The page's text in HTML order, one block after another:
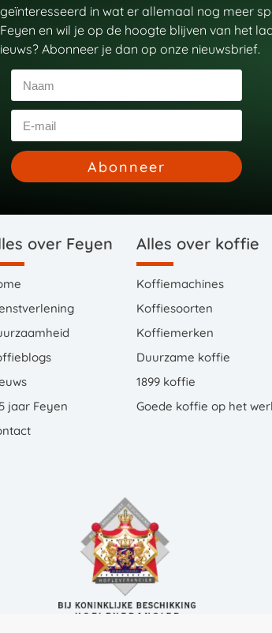
in wat er allemaal nog meer
en wil je op de hoogte blijven van het
Abonneer je dan op onze nieuwsbrief.
Abonneer
over Feyen
jaar Feyen
Alles over koffie
Koffiemachines
Koffiesoorten
Koffiemerken
Duurzame koffie
1899 koffie
Goede koffie op het